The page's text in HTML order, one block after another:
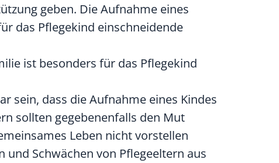
geben. Die Aufnahme eines
das Pflegekind einschneidende
ist besonders für das Pflegekind
sein, dass die Aufnahme eines Kindes
sollten gegebenenfalls den Mut
Leben nicht vorstellen
und Schwächen von Pflegeeltern aus